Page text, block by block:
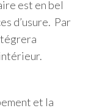
est en bel
d’usure. Par
et la